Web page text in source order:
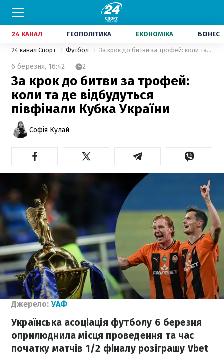
24 КАНАЛ ГЕОПОЛІТИКА ЕКОНОМІКА БІЗНЕС
24 канал Спорт Футбол За крок до битви за трофей: коли та де відбудуться півфінали Кубка України
6 березня, 16:42 2
За крок до битви за трофей:
коли та де відбудуться
півфінали Кубка України
Софія Кулай
Джерело: УАФ
Українська асоціація футболу 6 березня
оприлюднила місця проведення та час
початку матчів 1/2 фіналу розіграшу Vbet